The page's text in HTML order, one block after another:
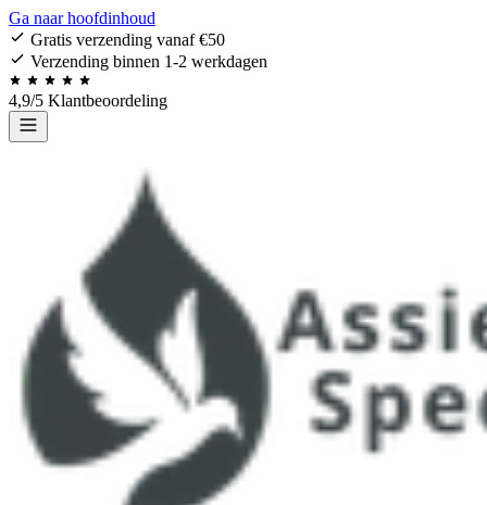
Ga naar hoofdinhoud
Gratis verzending vanaf €50
Verzending binnen 1-2 werkdagen
4,9/5 Klantbeoordeling